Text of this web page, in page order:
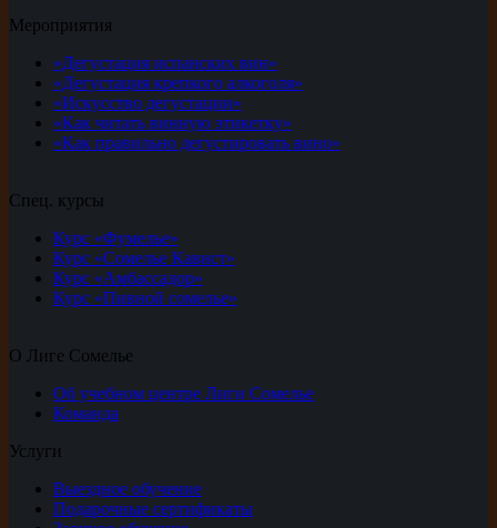
Мероприятия
«Дегустация испанских вин»
«Дегустация крепкого алкоголя»
«Искусство дегустации»
«Как читать винную этикетку»
«Как правильно дегустировать вино»
Спец. курсы
Курс «Фумелье»
Курс «Сомелье Кавист»
Курс «Амбассадор»
Курс «Пивной сомелье»
О Лиге Сомелье
Об учебном центре Лиги Сомелье
Команда
Услуги
Выездное обучение
Подарочные сертификаты